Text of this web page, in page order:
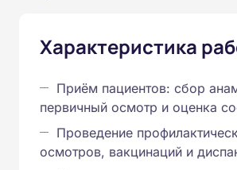
Характеристика
Приём пациентов: сбор
первичный осмотр и оценка
Проведение
осмотров, вакцинаций и